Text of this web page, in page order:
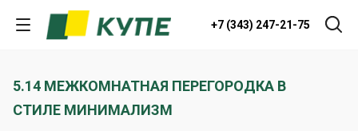
+7 (343) 247-21-75
5.14 МЕЖКОМНАТНАЯ ПЕРЕГОРОДКА В
СТИЛЕ МИНИМАЛИЗМ